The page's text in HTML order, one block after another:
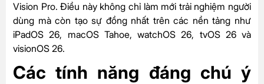
Vision Pro. Điều này không chỉ làm mới trải nghiệm người
dùng mà còn tạo sự đồng nhất trên các nền tảng như
iPadOS 26, macOS Tahoe, watchOS 26, tvOS 26 và
visionOS 26.
Các tính năng đáng chú ý